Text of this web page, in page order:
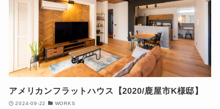
アメリカンフラットハウス【2020/鹿屋市K様邸】
2024-09-22 WORKS